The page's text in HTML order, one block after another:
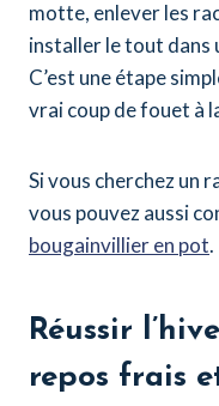
motte, enlever les
installer le tout dans
C’est une étape
vrai coup de fouet à
Si vous cherchez un
vous pouvez aussi
bougainvillier en pot.
Réussir
repos frais